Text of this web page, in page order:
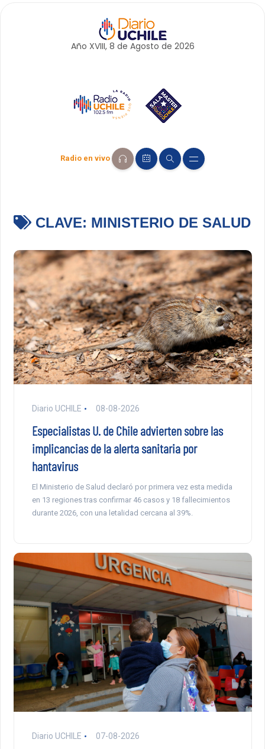
Año XVIII, 8 de Agosto de 2026
Radio en vivo
CLAVE: MINISTERIO DE SALUD
Diario UCHILE 08-08-2026
Especialistas U. de Chile advierten sobre las
implicancias de la alerta sanitaria por
hantavirus
El Ministerio de Salud declaró por primera vez esta medida
en 13 regiones tras confirmar 46 casos y 18 fallecimientos
durante 2026, con una letalidad cercana al 39%.
Diario UCHILE 07-08-2026